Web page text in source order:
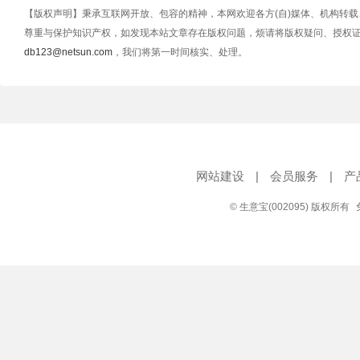
【版权声明】秉承互联网开放、包容的精神，本网欢迎各方(自)媒体、机构转
尊重与保护知识产权，如发现本站文章存在版权问题，烦请将版权疑问、授权
db123@netsun.com ，我们将第一时间核实、处理。
网站建设 | 会员服务 | 产
© 生意宝(002095) 版权所有